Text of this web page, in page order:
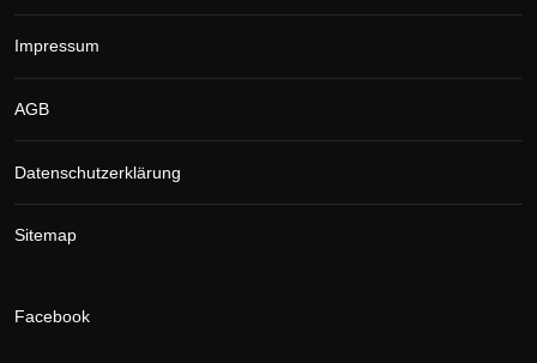
Impressum
AGB
Datenschutzerklärung
Sitemap
Facebook